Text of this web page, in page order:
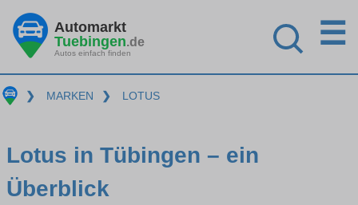
Automarkt
Tuebingen.de
Autos einfach finden
☰
❯ MARKEN ❯ LOTUS
Lotus in Tübingen – ein
Überblick